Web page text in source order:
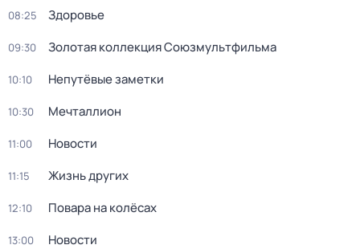
08:25 Здоровье
09:30 Золотая коллекция Союзмультфильма
10:10 Непутёвые заметки
10:30 Мечталлион
11:00 Новости
11:15 Жизнь других
12:10 Повара на колёсах
13:00 Новости